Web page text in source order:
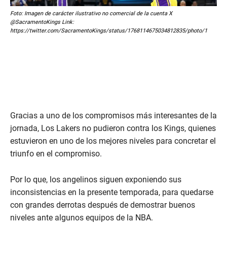
Foto: Imagen de carácter ilustrativo no comercial de la cuenta X
@SacramentoKings Link:
https://twitter.com/SacramentoKings/status/1768114675034812835/photo/1
Gracias a uno de los compromisos más interesantes de la
jornada, Los Lakers no pudieron contra los Kings, quienes
estuvieron en uno de los mejores niveles para concretar el
triunfo en el compromiso.
Por lo que, los angelinos siguen exponiendo sus
inconsistencias en la presente temporada, para quedarse
con grandes derrotas después de demostrar buenos
niveles ante algunos equipos de la NBA.